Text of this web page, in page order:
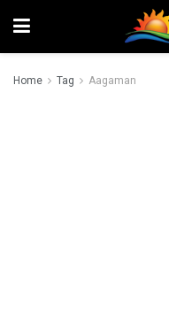
Home Tag Aagaman